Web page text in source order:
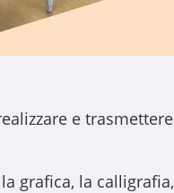
e
la calligrafia,